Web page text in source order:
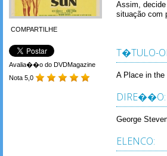
COMPARTILHE
Avalia��o do DVDMagazine
Nota 5,0
Assim,
situação com
T�TULO-
A Place in the
DIRE��O:
George
ELENCO: